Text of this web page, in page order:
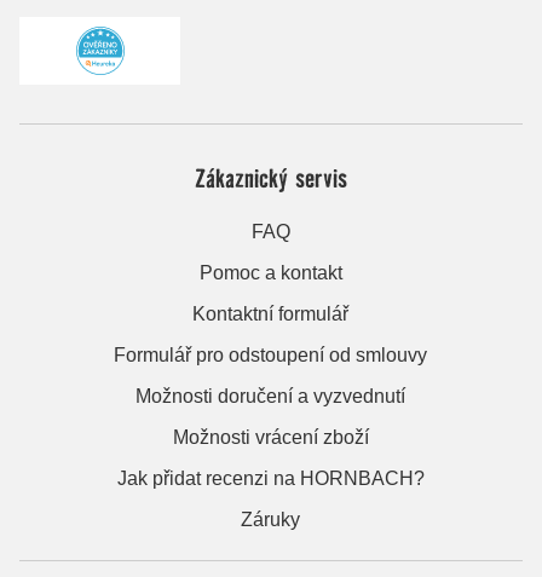
Zákaznický servis
FAQ
Pomoc a kontakt
Kontaktní formulář
Formulář pro odstoupení od smlouvy
Možnosti doručení a vyzvednutí
Možnosti vrácení zboží
Jak přidat recenzi na HORNBACH?
Záruky